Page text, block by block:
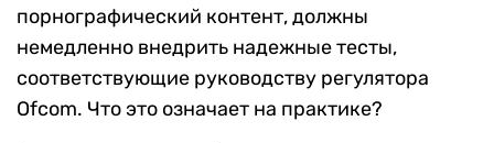
порнографический контент, должны
немедленно внедрить надежные тесты,
соответствующие руководству регулятора
Ofcom. Что это означает на практике?